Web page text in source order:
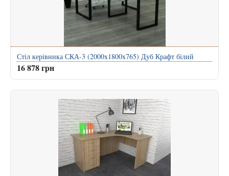
Стіл керівника СКА-3 (2000x1800x765) Дуб Крафт білий
16 878 грн